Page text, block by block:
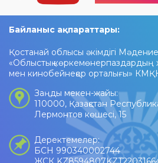
Байланыс ақпараттары:
Қостанай облысы әкімдігі
«Облыстық көркемөнерпаздардың
мен кинобейнеқор орталығы»
Заңды мекен-жайы:
110000, Қазақстан
Лермонтов көшесі, 15
Деректемелер:
БСН 990340002744